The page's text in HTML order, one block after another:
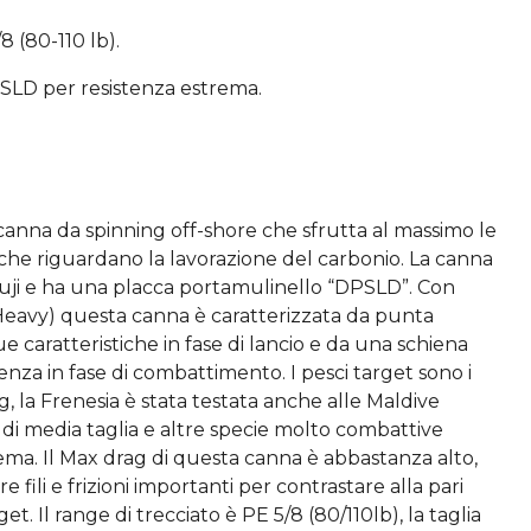
(80-110 lb).
per resistenza estrema.
da spinning off-shore che sfrutta al massimo le
riguardano la lavorazione del carbonio. La canna
e ha una placca portamulinello “DPSLD”. Con
questa canna è caratterizzata da punta
caratteristiche in fase di lancio e da una schiena
in fase di combattimento. I pesci target sono i
la Frenesia è stata testata anche alle Maldive
media taglia e altre specie molto combattive
Il Max drag di questa canna è abbastanza alto,
fili e frizioni importanti per contrastare alla pari
Il range di trecciato è PE 5/8 (80/110lb), la taglia